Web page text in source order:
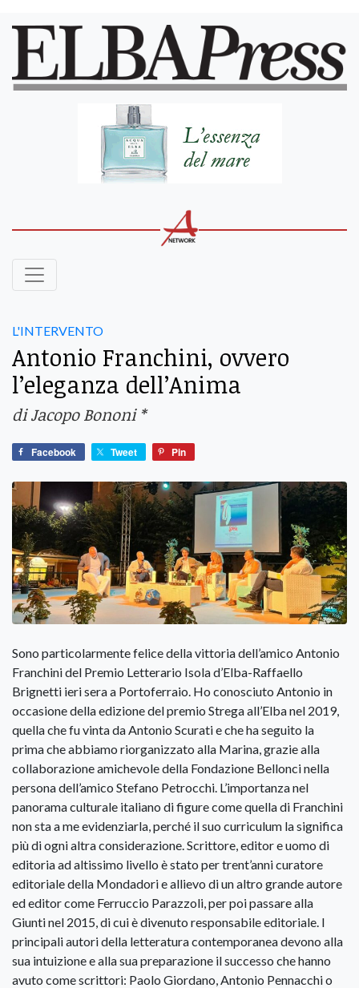
L'INTERVENTO
Antonio Franchini, ovvero
l’eleganza dell’Anima
di Jacopo Bononi *
Facebook Tweet Pin
Sono particolarmente felice della vittoria dell’amico Antonio
Franchini del Premio Letterario Isola d’Elba-Raffaello
Brignetti ieri sera a Portoferraio. Ho conosciuto Antonio in
occasione della edizione del premio Strega all’Elba nel 2019,
quella che fu vinta da Antonio Scurati e che ha seguito la
prima che abbiamo riorganizzato alla Marina, grazie alla
collaborazione amichevole della Fondazione Bellonci nella
persona dell’amico Stefano Petrocchi. L’importanza nel
panorama culturale italiano di figure come quella di Franchini
non sta a me evidenziarla, perché il suo curriculum la significa
più di ogni altra considerazione. Scrittore, editor e uomo di
editoria ad altissimo livello è stato per trent’anni curatore
editoriale della Mondadori e allievo di un altro grande autore
ed editor come Ferruccio Parazzoli, per poi passare alla
Giunti nel 2015, di cui è divenuto responsabile editoriale. I
principali autori della letteratura contemporanea devono alla
sua intuizione e alla sua preparazione il successo che hanno
avuto come scrittori: Paolo Giordano, Antonio Pennacchi o